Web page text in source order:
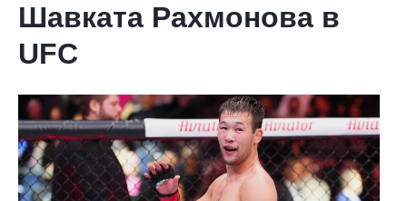
Шавката Рахмонова в
UFC